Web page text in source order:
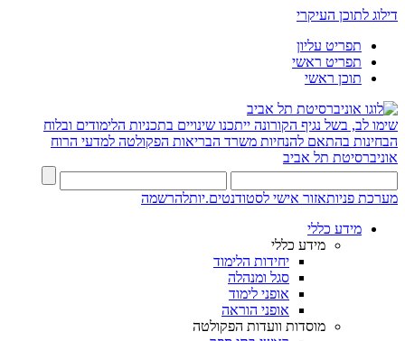
דילוג לתוכן העיקרי
תפריט עליון
תפריט ראשי
תוכן ראשי
שימו לב, בשל נגיף הקורונה ייתכנו שינויים בתכניות הלימודים ובלוח
הבחינות בהתאם להנחיות משרד הבריאות הפקולטה למדעי הרוח
אוניברסיטת תל אביב
מערכת פניותאזור אישי לסטודנטים.יותלהרשמה
מידע כללי
מידע כללי
יחידות הלימוד
סגל ומנהלה
אופני לימוד
אופני הוראה
מוסדות וועדות הפקולטה